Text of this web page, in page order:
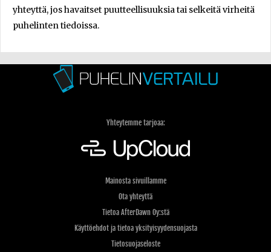
yhteyttä, jos havaitset puutteellisuuksia tai selkeitä virheitä
puhelinten tiedoissa.
Yhteytemme tarjoaa:
Mainosta sivuillamme
Ota yhteyttä
Tietoa AfterDawn Oy:stä
Käyttöehdot ja tietoa yksityisyydensuojasta
Tietosuojaseloste